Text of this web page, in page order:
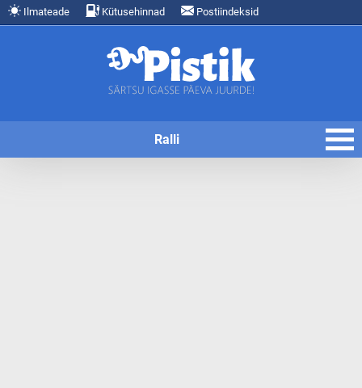
Ilmateade Kütusehinnad Postiindeksid
Ralli